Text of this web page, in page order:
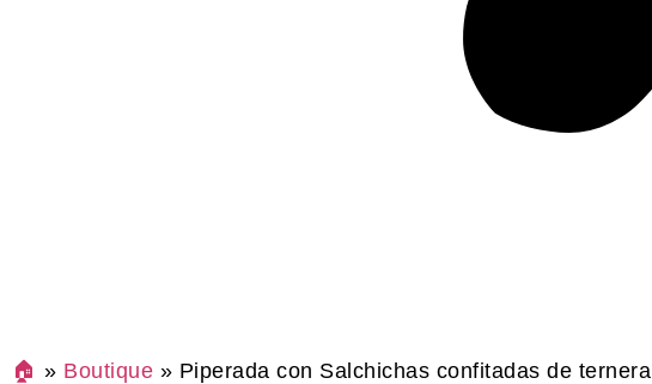
🏠 » Boutique » Piperada con Salchichas confitadas de ternera